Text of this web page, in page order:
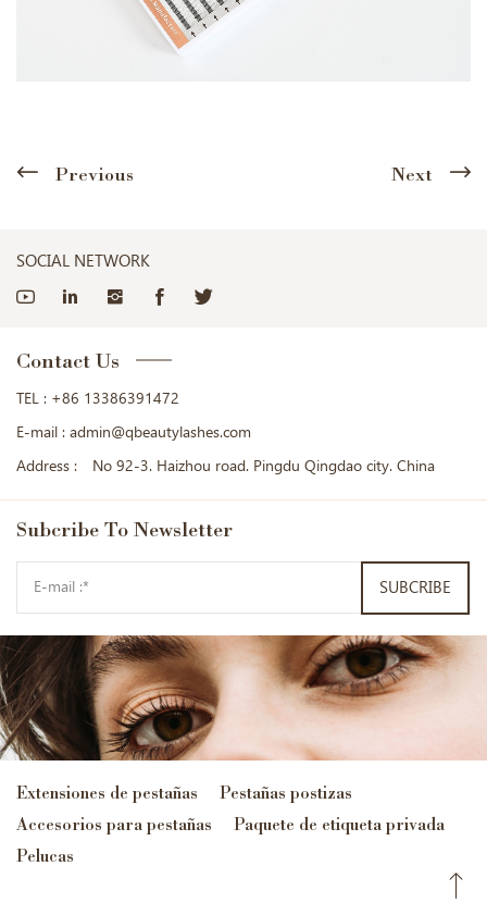
Previous Next
SOCIAL NETWORK
Contact Us
TEL : +86 13386391472
E-mail : admin@qbeautylashes.com
Address :
No 92-3. Haizhou road. Pingdu Qingdao city. China
Subcribe To Newsletter
SUBCRIBE
Extensiones de pestañas
Pestañas postizas
Accesorios para pestañas
Paquete de etiqueta privada
Pelucas